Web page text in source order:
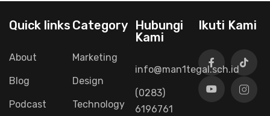
Quick links
About
Blog
Podcast
Category
Marketing
Design
Technology
Hubungi
Kami
info@man1tegal.sch.id
(0283)
6196761
Ikuti Kami